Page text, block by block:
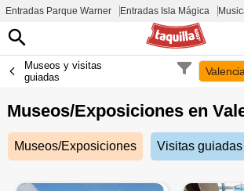
Entradas Parque Warner Entradas Isla Mágica
Museos y visitas
guiadas
Valencia
Museos/Exposiciones en
Museos/Exposiciones Visitas guiadas